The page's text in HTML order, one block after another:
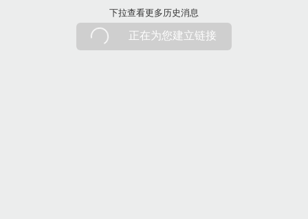
下拉查看更多历史消息
正在为您建立链接